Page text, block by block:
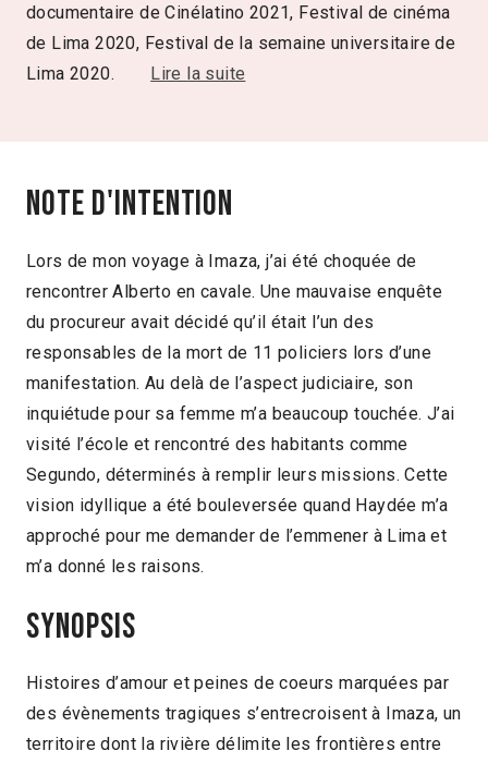
documentaire de Cinélatino 2021, Festival de cinéma
de Lima 2020, Festival de la semaine universitaire de
Lima 2020.
Lire la suite
Note d'intention
Lors de mon voyage à Imaza, j’ai été choquée de
rencontrer Alberto en cavale. Une mauvaise enquête
du procureur avait décidé qu’il était l’un des
responsables de la mort de 11 policiers lors d’une
manifestation. Au delà de l’aspect judiciaire, son
inquiétude pour sa femme m’a beaucoup touchée. J’ai
visité l’école et rencontré des habitants comme
Segundo, déterminés à remplir leurs missions. Cette
vision idyllique a été bouleversée quand Haydée m’a
approché pour me demander de l’emmener à Lima et
m’a donné les raisons.
Synopsis
Histoires d’amour et peines de coeurs marquées par
des évènements tragiques s’entrecroisent à Imaza, un
territoire dont la rivière délimite les frontières entre